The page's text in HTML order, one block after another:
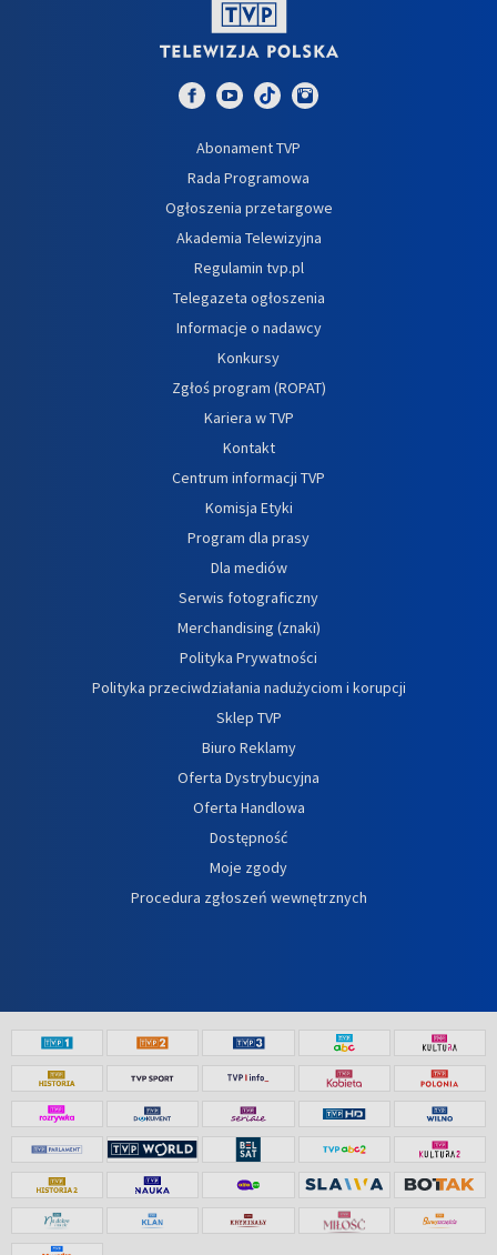
Abonament TVP
Rada Programowa
Ogłoszenia przetargowe
Akademia Telewizyjna
Regulamin tvp.pl
Telegazeta ogłoszenia
Informacje o nadawcy
Konkursy
Zgłoś program (ROPAT)
Kariera w TVP
Kontakt
Centrum informacji TVP
Komisja Etyki
Program dla prasy
Dla mediów
Serwis fotograficzny
Merchandising (znaki)
Polityka Prywatności
Polityka przeciwdziałania nadużyciom i korupcji
Sklep TVP
Biuro Reklamy
Oferta Dystrybucyjna
Oferta Handlowa
Dostępność
Moje zgody
Procedura zgłoszeń wewnętrznych